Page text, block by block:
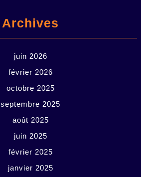
Archives
juin 2026
février 2026
octobre 2025
septembre 2025
août 2025
juin 2025
février 2025
janvier 2025